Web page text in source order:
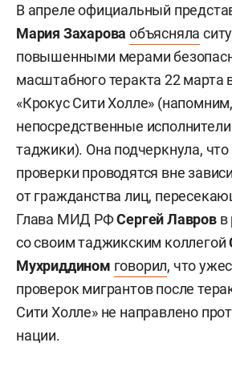
В апреле официальный
Мария Захарова объясняла
повышенными мерами
масштабного теракта 22 марта
«Крокус Сити Холле»
непосредственные
таджики). Она подчеркнула,
проверки проводятся вне
от гражданства лиц,
Глава МИД РФСергей Лавров в
со своим таджикским коллегой
Мухриддином говорил, что
проверок мигрантов после
Сити Холле» не направлено
нации.